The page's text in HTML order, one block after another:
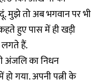
मुझे तो अब भगवान पर भी
हुए पास में ही खड़ी
लगते हैं.
अंजलि का निधन
गया. अपनी पत्नी के